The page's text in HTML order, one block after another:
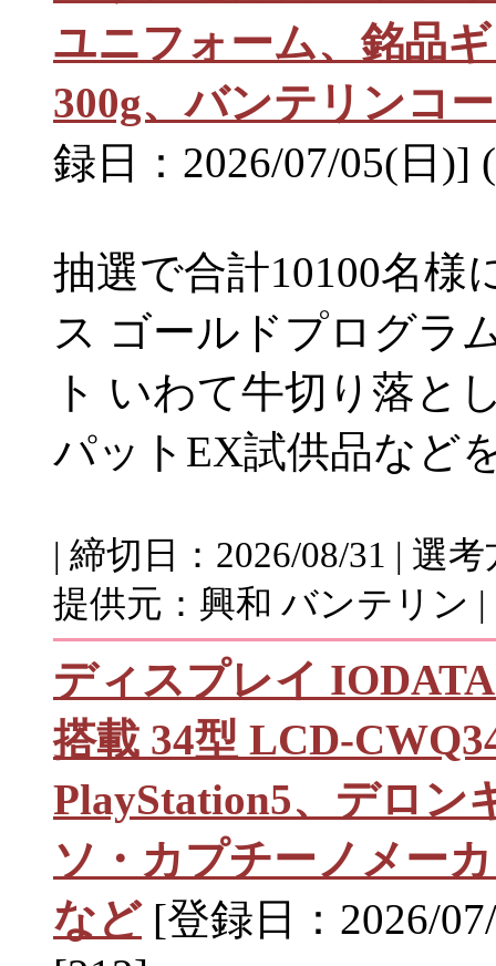
ユニフォーム、銘品
300g、バンテリンコ
録日：2026/07/05(日)]
抽選で合計10100名様
ス ゴールドプログラ
ト いわて牛切り落と
パットEX試供品など
| 締切日：2026/08/31 | 選
提供元：興和 バンテリン |
ディスプレイ
搭載 34型 LCD-
PlayStation5、デロン
ソ・カプチーノメー
など[登録日：2026/